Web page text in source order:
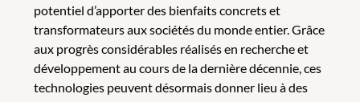
potentiel d’apporter des bienfaits concrets et
transformateurs aux sociétés du monde entier. Grâce
aux progrès considérables réalisés en recherche et
développement au cours de la dernière décennie, ces
technologies peuvent désormais donner lieu à des